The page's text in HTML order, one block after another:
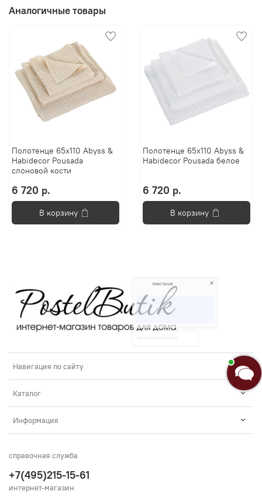
Аналогичные товары
Полотенце 65x110 Abyss &
Habidecor Pousada
слоновой кости
6 720 р.
В корзину
Полотенце 65x110 Abyss &
Habidecor Pousada белое
6 720 р.
В корзину
Навигация по сайту
Каталог
Информация
справочная служба
+7(495)215-15-61
интернет-магазин
Добро пожаловать в «Постель
Бутик»!🌸
Я Анастасия, Ваш консультант.